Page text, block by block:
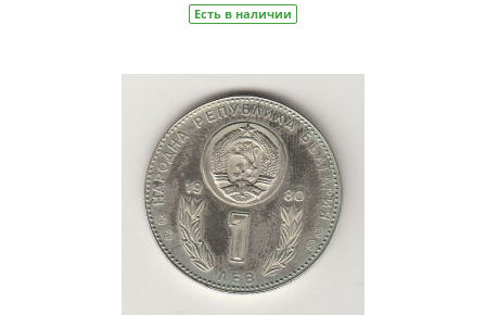
Есть в наличии